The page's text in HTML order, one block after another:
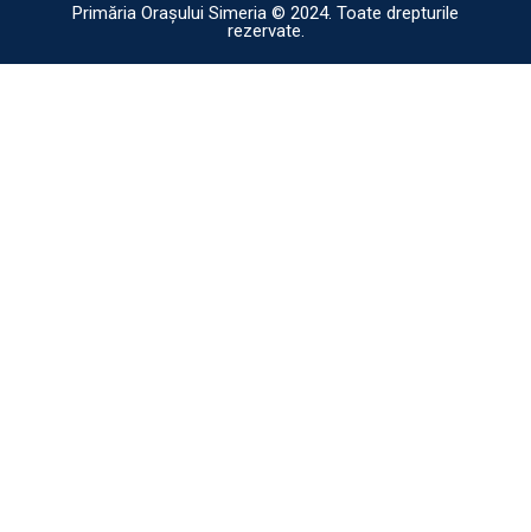
Primăria Orașului Simeria © 2024. Toate drepturile
rezervate.